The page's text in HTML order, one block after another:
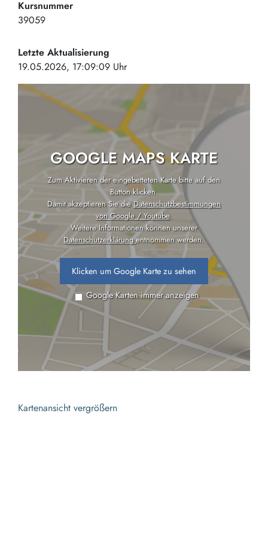
Kursnummer
39059
Letzte Aktualisierung
19.05.2026, 17:09:09 Uhr
GOOGLE MAPS KARTE
Zum Aktivieren der eingebetteten Karte bitte auf den
Button klicken.
Damit akzeptieren Sie dieDatenschutzbestimmungen
von Google / Youtube.
Weitere Informationen können unserer
Datenschutzerklärungentnommen werden.
Klicken um Google Karte zu sehen
Google Karten immer anzeigen
Kartenansicht vergrößern